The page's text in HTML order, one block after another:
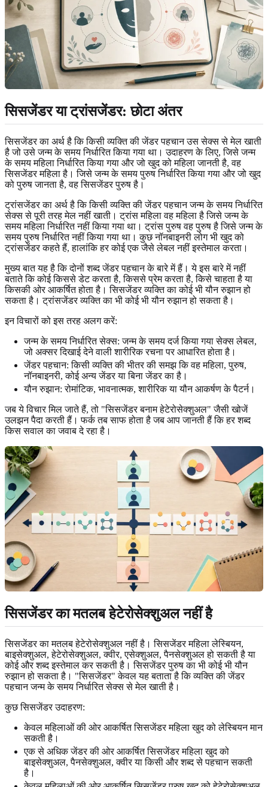
सिसजेंडर या ट्रांसजेंडर: छोटा अंतर
सिसजेंडर का अर्थ है कि किसी व्यक्ति की जेंडर पहचान उस सेक्स से मेल खाती
है जो उसे जन्म के समय निर्धारित किया गया था। उदाहरण के लिए, जिसे जन्म
के समय महिला निर्धारित किया गया और जो खुद को महिला जानती है, वह
सिसजेंडर महिला है। जिसे जन्म के समय पुरुष निर्धारित किया गया और जो खुद
को पुरुष जानता है, वह सिसजेंडर पुरुष है।
ट्रांसजेंडर का अर्थ है कि किसी व्यक्ति की जेंडर पहचान जन्म के समय निर्धारित
सेक्स से पूरी तरह मेल नहीं खाती। ट्रांस महिला वह महिला है जिसे जन्म के
समय महिला निर्धारित नहीं किया गया था। ट्रांस पुरुष वह पुरुष है जिसे जन्म के
समय पुरुष निर्धारित नहीं किया गया था। कुछ नॉनबाइनरी लोग भी खुद को
ट्रांसजेंडर कहते हैं, हालांकि हर कोई एक जैसे लेबल नहीं इस्तेमाल करता।
मुख्य बात यह है कि दोनों शब्द जेंडर पहचान के बारे में हैं। ये इस बारे में नहीं
बताते कि कोई किससे डेट करता है, किससे प्रेम करता है, किसे चाहता है या
किसकी ओर आकर्षित होता है। सिसजेंडर व्यक्ति का कोई भी यौन रुझान हो
सकता है। ट्रांसजेंडर व्यक्ति का भी कोई भी यौन रुझान हो सकता है।
इन विचारों को इस तरह अलग करें:
जन्म के समय निर्धारित सेक्स: जन्म के समय दर्ज किया गया सेक्स लेबल,
जो अक्सर दिखाई देने वाली शारीरिक रचना पर आधारित होता है।
जेंडर पहचान: किसी व्यक्ति की भीतर की समझ कि वह महिला, पुरुष,
नॉनबाइनरी, कोई अन्य जेंडर या बिना जेंडर का है।
यौन रुझान: रोमांटिक, भावनात्मक, शारीरिक या यौन आकर्षण के पैटर्न।
जब ये विचार मिल जाते हैं, तो "सिसजेंडर बनाम हेटेरोसेक्शुअल" जैसी खोजें
उलझन पैदा करती हैं। फर्क तब साफ होता है जब आप जानती हैं कि हर शब्द
किस सवाल का जवाब दे रहा है।
सिसजेंडर का मतलब हेटेरोसेक्शुअल नहीं है
सिसजेंडर का मतलब हेटेरोसेक्शुअल नहीं है। सिसजेंडर महिला लेस्बियन,
बाइसेक्शुअल, हेटेरोसेक्शुअल, क्वीर, एसेक्शुअल, पैनसेक्शुअल हो सकती है या
कोई और शब्द इस्तेमाल कर सकती है। सिसजेंडर पुरुष का भी कोई भी यौन
रुझान हो सकता है। "सिसजेंडर" केवल यह बताता है कि व्यक्ति की जेंडर
पहचान जन्म के समय निर्धारित सेक्स से मेल खाती है।
कुछ सिसजेंडर उदाहरण:
केवल महिलाओं की ओर आकर्षित सिसजेंडर महिला खुद को लेस्बियन मान
सकती है।
एक से अधिक जेंडर की ओर आकर्षित सिसजेंडर महिला खुद को
बाइसेक्शुअल, पैनसेक्शुअल, क्वीर या किसी और शब्द से पहचान सकती
है।